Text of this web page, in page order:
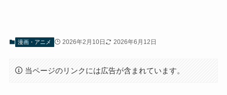
漫画・アニメ 2026年2月10日 2026年6月12日
当ページのリンクには広告が含まれています。